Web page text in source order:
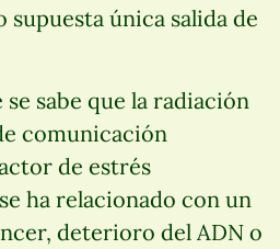
supuesta única salida de
se sabe que la radiación
comunicación
de estrés
ha relacionado con un
deterioro del ADN o